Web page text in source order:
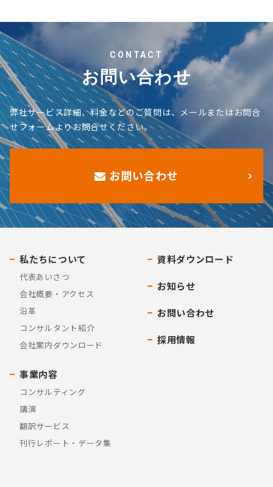
CONTACT
お問い合わせ
弊社サービス詳細、料金などのご質問は、メールまたはお問合
せフォームよりお問合せください。
お問い合わせ
私たちについて
代表あいさつ
会社概要・アクセス
沿革
コンサルタント紹介
会社案内ダウンロード
事業内容
コンサルティング
講演
翻訳サービス
刊行レポート・データ集
資料ダウンロード
お知らせ
お問い合わせ
採用情報